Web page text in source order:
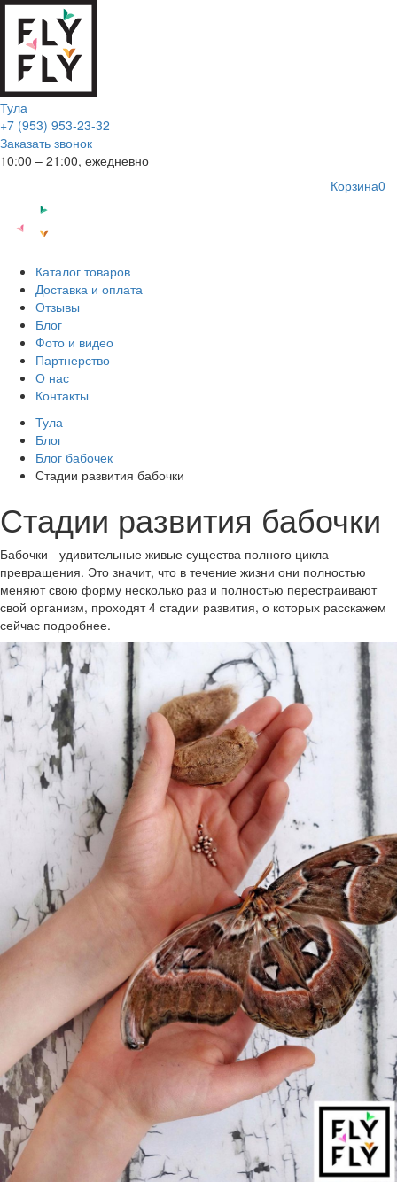
Тула
+7 (953) 953-23-32
Заказать звонок
10:00 – 21:00, ежедневно
Корзина0
Каталог товаров
Доставка и оплата
Отзывы
Блог
Фото и видео
Партнерство
О нас
Контакты
Тула
Блог
Блог бабочек
Стадии развития бабочки
Стадии развития бабочки
Бабочки - удивительные живые существа полного цикла
превращения. Это значит, что в течение жизни они полностью
меняют свою форму несколько раз и полностью перестраивают
свой организм, проходят 4 стадии развития, о которых расскажем
сейчас подробнее.